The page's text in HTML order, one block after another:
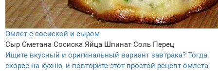
Омлет с сосиской и сыром
Сыр Сметана Сосиска Яйца Шпинат Соль Перец
Ищите вкусный и оригинальный вариант завтрака? Тогда
скорее на кухню, и повторите этот простой рецепт омлета